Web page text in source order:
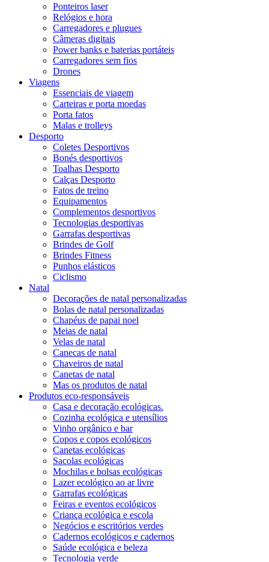
Ponteiros laser
Relógios e hora
Carregadores e plugues
Câmeras digitais
Power banks e baterias portáteis
Carregadores sem fios
Drones
Viagens
Essenciais de viagem
Carteiras e porta moedas
Porta fatos
Malas e trolleys
Desporto
Coletes Desportivos
Bonés desportivos
Toalhas Desporto
Calças Desporto
Fatos de treino
Equipamentos
Complementos desportivos
Tecnologias desportivas
Garrafas desportivas
Brindes de Golf
Brindes Fitness
Punhos elásticos
Ciclismo
Natal
Decorações de natal personalizadas
Bolas de natal personalizadas
Chapéus de papai noel
Meias de natal
Velas de natal
Canecas de natal
Chaveiros de natal
Canetas de natal
Mas os produtos de natal
Produtos eco-responsáveis
Casa e decoração ecológicas.
Cozinha ecológica e utensílios
Vinho orgânico e bar
Copos e copos ecológicos
Canetas ecológicas
Sacolas ecológicas
Mochilas e bolsas ecológicas
Lazer ecológico ao ar livre
Garrafas ecológicas
Feiras e eventos ecológicos
Criança ecológica e escola
Negócios e escritórios verdes
Cadernos ecológicos e cadernos
Saúde ecológica e beleza
Tecnologia verde